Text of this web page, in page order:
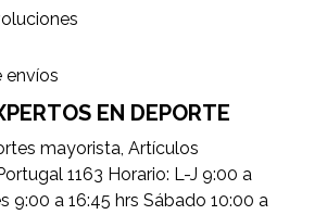
envíos
EN DEPORTE
mayorista, Artículos
1163 Horario: L-J 9:00 a
9:00 a 16:45 hrs Sábado 10:00 a